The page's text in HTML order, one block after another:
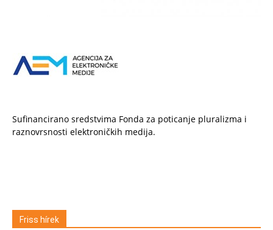
Sufinancirano sredstvima Fonda za poticanje pluralizma i
raznovrsnosti elektroničkih medija.
Friss hírek